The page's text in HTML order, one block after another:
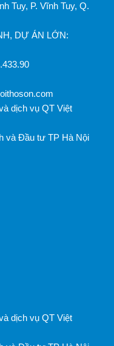
Tuy, P. Vĩnh Tuy, Q.
DỰ ÁN LỚN:
dịch vụ QT Việt
và Đầu tư TP Hà Nội
dịch vụ QT Việt